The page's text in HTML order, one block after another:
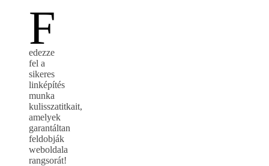
F
edezze
fel a
sikeres
linképítés
munka
kulisszatitkait,
amelyek
garantáltan
feldobják
weboldala
rangsorát!